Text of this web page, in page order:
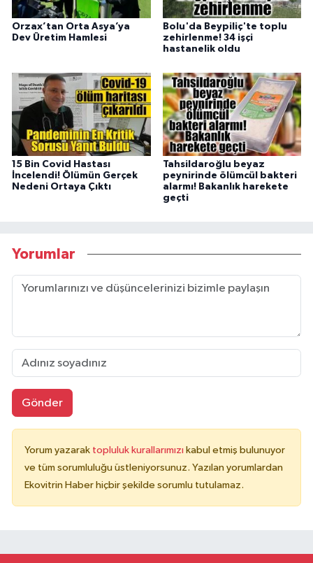
Orzax’tan Orta Asya’ya
Dev Üretim Hamlesi
Bolu'da Beypiliç'te toplu
zehirlenme! 34 işçi
hastanelik oldu
15 Bin Covid Hastası
İncelendi! Ölümün Gerçek
Nedeni Ortaya Çıktı
Tahsildaroğlu beyaz
peynirinde ölümcül bakteri
alarmı! Bakanlık harekete
geçti
Yorumlar
Gönder
Yorum yazarak topluluk kurallarımızı kabul etmiş bulunuyor
ve tüm sorumluluğu üstleniyorsunuz. Yazılan yorumlardan
Ekovitrin Haber hiçbir şekilde sorumlu tutulamaz.